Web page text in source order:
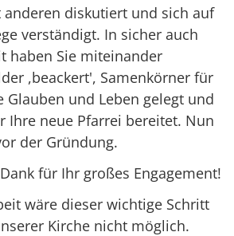
anderen diskutiert und sich auf
verständigt. In sicher auch
haben Sie miteinander
,beackert', Samenkörner für
Glauben und Leben gelegt und
Ihre neue Pfarrei bereitet. Nun
der Gründung.
für Ihr großes Engagement!
wäre dieser wichtige Schritt
Kirche nicht möglich.